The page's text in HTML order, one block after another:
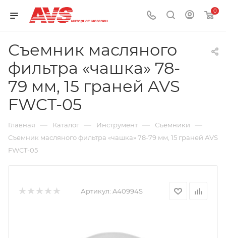
0
Съемник масляного
фильтра «чашка» 78-
79 мм, 15 граней AVS
FWCT-05
Главная — Каталог — Инструмент — Съемники —
Съемник масляного фильтра «чашка» 78-79 мм, 15 граней AVS
FWCT-05
Артикул: A40994S